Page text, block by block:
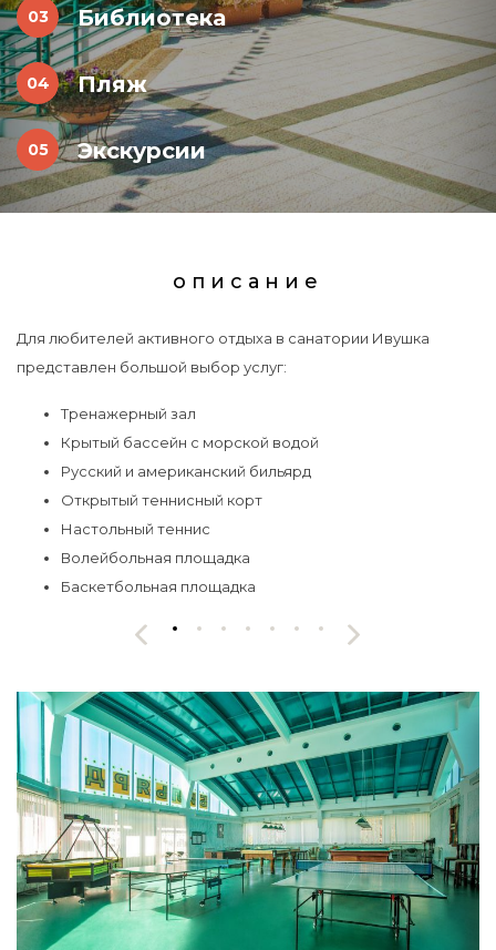
Библиотека
Пляж
Экскурсии
описание
Для любителей активного отдыха в санатории Ивушка
представлен большой выбор услуг:
Тренажерный зал
Крытый бассейн с морской водой
Русский и американский бильярд
Открытый теннисный корт
Настольный теннис
Волейбольная площадка
Баскетбольная площадка